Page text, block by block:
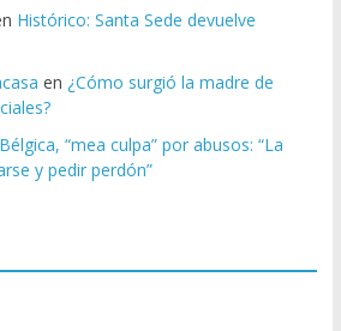
Histórico: Santa Sede devuelve
en ¿Cómo surgió la madre de
“mea culpa” por abusos: “La
y pedir perdón”